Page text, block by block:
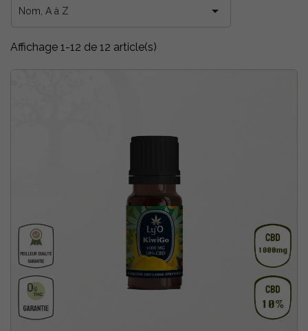
Nom, A à Z 
Affichage 1-12 de 12 article(s)